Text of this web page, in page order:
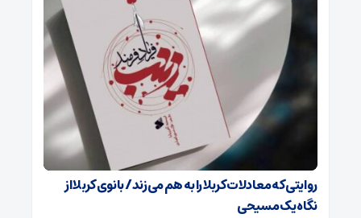
روایتی که معادلات کربلا را به هم می‌زند/ بانوی کربلا از
نگاه یک مسیحی